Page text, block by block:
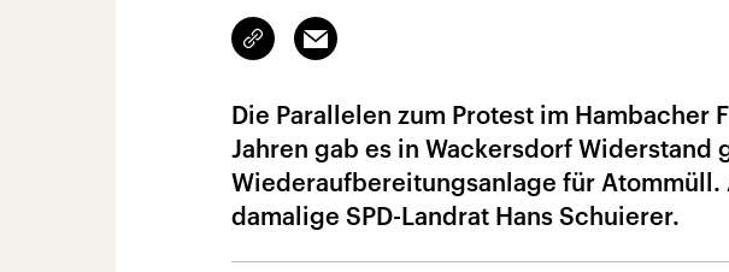
Link
kopieren/teilen
Email
Die Parallelen zum Protest im Hambacher
Jahren gab es in Wackersdorf Widerstand
Wiederaufbereitungsanlage für Atommüll.
damalige SPD-Landrat Hans Schuierer.